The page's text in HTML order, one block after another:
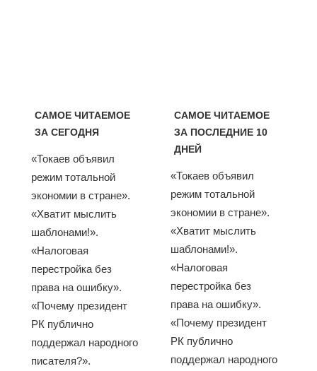
САМОЕ ЧИТАЕМОЕ
ЗА СЕГОДНЯ
«Токаев объявил
режим тотальной
экономии в стране».
«Хватит мыслить
шаблонами!».
«Налоговая
перестройка без
права на ошибку».
«Почему президент
РК публично
поддержал народного
писателя?».
САМОЕ ЧИТАЕМОЕ
ЗА ПОСЛЕДНИЕ 10
ДНЕЙ
«Токаев объявил
режим тотальной
экономии в стране».
«Хватит мыслить
шаблонами!».
«Налоговая
перестройка без
права на ошибку».
«Почему президент
РК публично
поддержал народного